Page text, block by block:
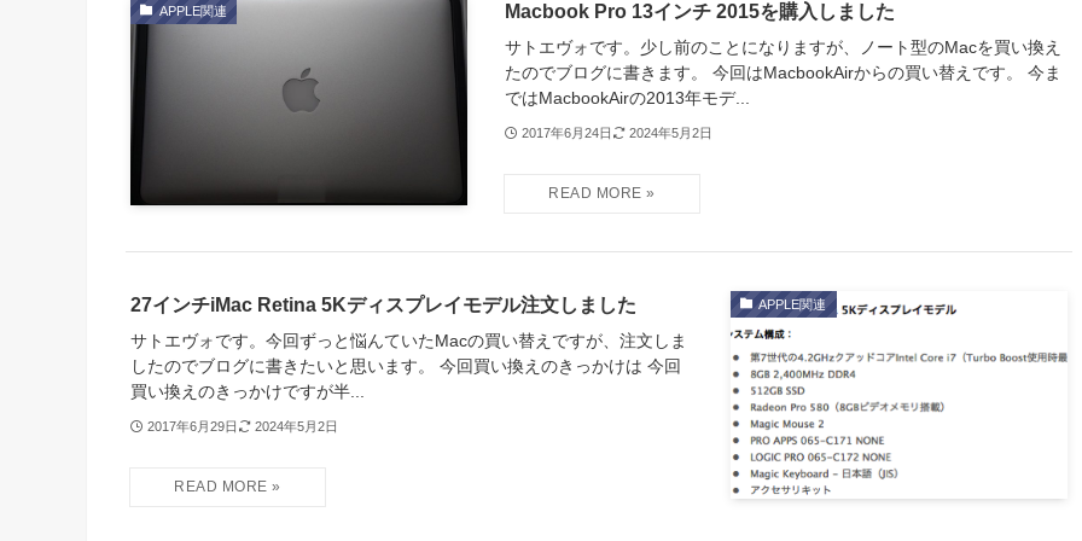
APPLE関連 Macbook Pro 13インチ 2015を購入しました
サトエヴォです。少し前のことになりますが、ノート型のMacを買い換え
たのでブログに書きます。 今回はMacbookAirからの買い替えです。 今ま
ではMacbookAirの2013年モデ...
2017年6月24日 2024年5月2日
APPLE関連
27インチiMac Retina 5Kディスプレイモデル注文しました
サトエヴォです。今回ずっと悩んていたMacの買い替えですが、注文しま
したのでブログに書きたいと思います。 今回買い換えのきっかけは 今回
買い換えのきっかけですが半...
2017年6月29日 2024年5月2日